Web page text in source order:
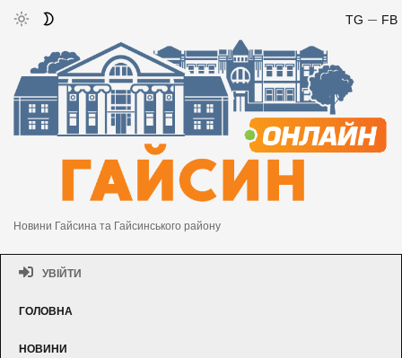
FB
TG
Новини Гайсина та Гайсинського району
УВІЙТИ
ГОЛОВНА
НОВИНИ